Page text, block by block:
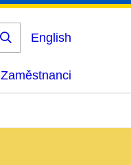
Vyhledat
English
Zaměstnanci